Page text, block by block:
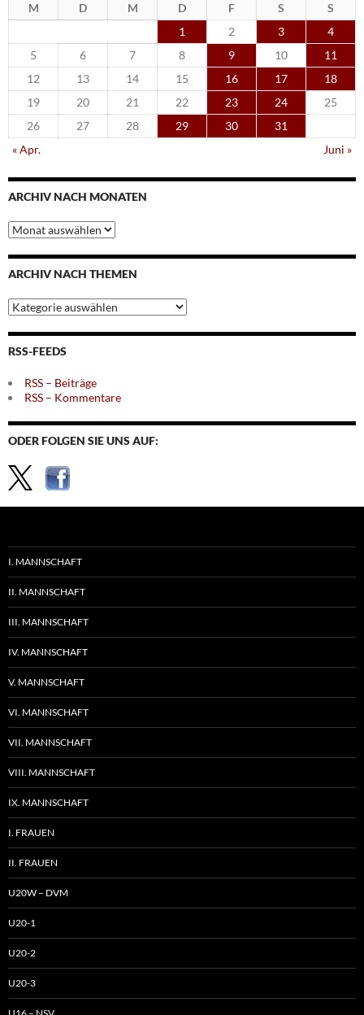
M D M D F S
S
1
2 3
4
5
6 7 8 9 10
11
12
13 14 15 16 17
18
19
20 21 22 23 24
25
26
27 28 29 30
31
« Apr.
Juni »
ARCHIV NACH MONATEN
Archiv
nach
Monaten
ARCHIV NACH THEMEN
Archiv
nach
Themen
RSS-FEEDS
RSS – Beiträge
RSS – Kommentare
ODER FOLGEN SIE UNS AUF:
I. MANNSCHAFT
II. MANNSCHAFT
III. MANNSCHAFT
IV. MANNSCHAFT
V. MANNSCHAFT
VI. MANNSCHAFT
VII. MANNSCHAFT
VIII. MANNSCHAFT
IX. MANNSCHAFT
I. FRAUEN
II. FRAUEN
U20W – DVM
U20-1
U20-2
U20-3